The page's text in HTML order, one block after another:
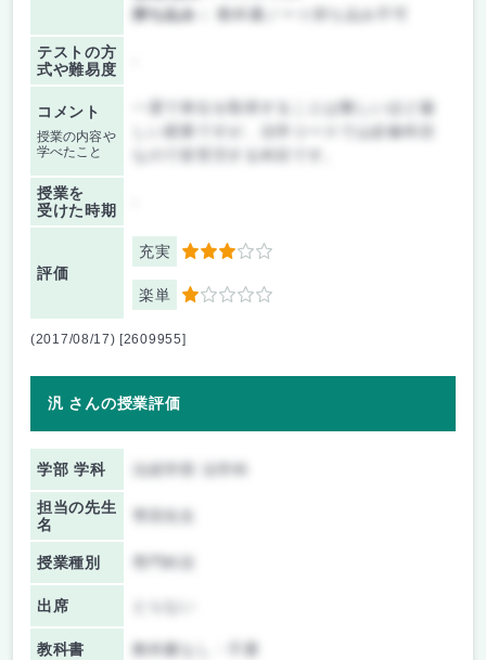
持ち込み：
教科書ノート持ち込み不可
テストの方
式や難易度
コメント
授業の内容や
学べたこと
一度で単位を取得することは難しいほど厳
しい授業ですが、法学コースでは必修科目
授業を
受けた時期
評価
充実 3
楽単 1
(2017/08/17) [2609955]
汎 さんの授業評価
学部 学科 法経学部 法学科
担当の先生
名
授業種別
出席
教科書 教科書なし・不要